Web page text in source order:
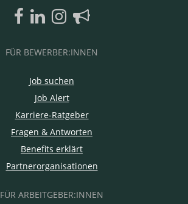
FÜR BEWERBER:INNEN
Job suchen
Job Alert
Karriere-Ratgeber
Fragen & Antworten
Benefits erklärt
Partnerorganisationen
FÜR ARBEITGEBER:INNEN